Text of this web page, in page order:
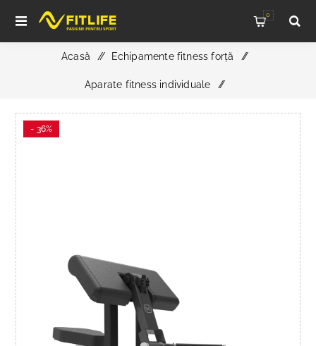
0
Acasă / Echipamente fitness forță /
Aparate fitness individuale /
Bodytone Solid Grow Curl Biceps SG30 – Aparat
- 36%